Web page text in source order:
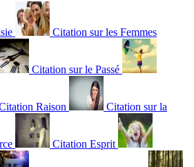
Citation sur les Femmes
Citation sur le Passé
Raison Citation sur la
Citation Esprit